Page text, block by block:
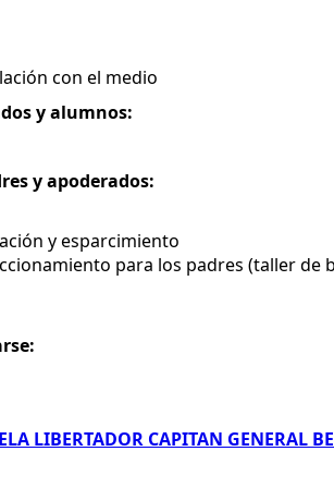
con el medio
y alumnos:
y apoderados:
y esparcimiento
para los padres (taller de
LIBERTADOR CAPITAN GENERAL